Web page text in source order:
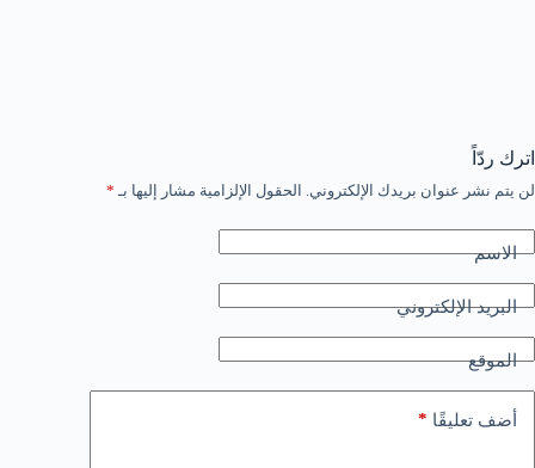
اترك ردّاً
لن يتم نشر عنوان بريدك الإلكتروني. الحقول الإلزامية مشار إليها بـ *
الاسم
البريد الإلكتروني
الموقع
أضف تعليقًا *